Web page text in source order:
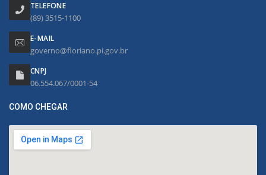
TELEFONE
(89) 3515-1100
E-MAIL
governo@floriano.pi.gov.br
CNPJ
06.554.067/0001-54
COMO CHEGAR